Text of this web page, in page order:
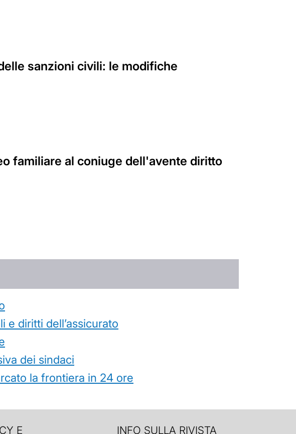
sanzioni civili: le modifiche
familiare al coniuge dell'avente diritto
e diritti dell’assicurato
dei sindaci
la frontiera in 24 ore
E INFO SULLA RIVISTA